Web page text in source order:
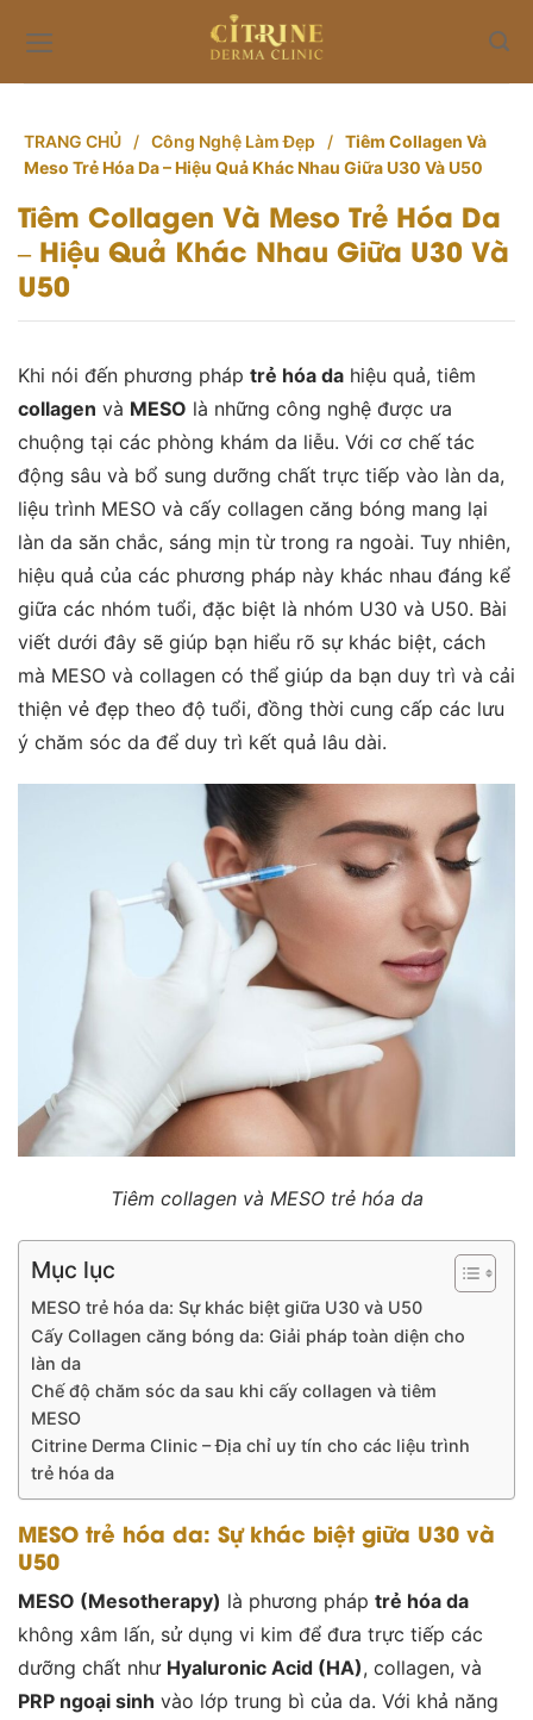
content
TRANG CHỦ / Công Nghệ Làm Đẹp / Tiêm Collagen Và
Meso Trẻ Hóa Da – Hiệu Quả Khác Nhau Giữa U30 Và U50
Tiêm Collagen Và Meso Trẻ Hóa Da
– Hiệu Quả Khác Nhau Giữa U30 Và
U50
Khi nói đến phương pháp trẻ hóa da hiệu quả, tiêm
collagen và MESO là những công nghệ được ưa
chuộng tại các phòng khám da liễu. Với cơ chế tác
động sâu và bổ sung dưỡng chất trực tiếp vào làn da,
liệu trình MESO và cấy collagen căng bóng mang lại
làn da săn chắc, sáng mịn từ trong ra ngoài. Tuy nhiên,
hiệu quả của các phương pháp này khác nhau đáng kể
giữa các nhóm tuổi, đặc biệt là nhóm U30 và U50. Bài
viết dưới đây sẽ giúp bạn hiểu rõ sự khác biệt, cách
mà MESO và collagen có thể giúp da bạn duy trì và cải
thiện vẻ đẹp theo độ tuổi, đồng thời cung cấp các lưu
ý chăm sóc da để duy trì kết quả lâu dài.
Tiêm collagen và MESO trẻ hóa da
Mục lục
MESO trẻ hóa da: Sự khác biệt giữa U30 và U50
Cấy Collagen căng bóng da: Giải pháp toàn diện cho
làn da
Chế độ chăm sóc da sau khi cấy collagen và tiêm
MESO
Citrine Derma Clinic – Địa chỉ uy tín cho các liệu trình
trẻ hóa da
MESO trẻ hóa da: Sự khác biệt giữa U30 và
U50
MESO (Mesotherapy) là phương pháp trẻ hóa da
không xâm lấn, sử dụng vi kim để đưa trực tiếp các
dưỡng chất như Hyaluronic Acid (HA), collagen, và
PRP ngoại sinh vào lớp trung bì của da. Với khả năng